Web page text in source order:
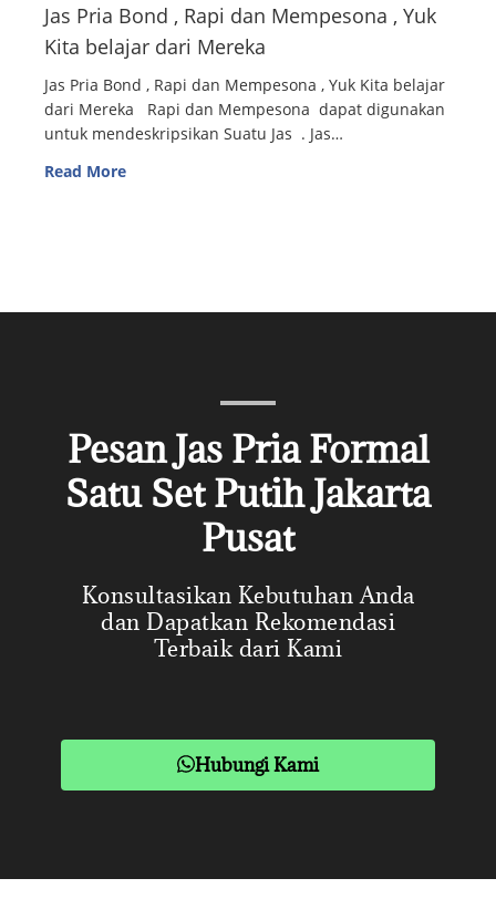
Jas Pria Bond , Rapi dan Mempesona , Yuk
Kita belajar dari Mereka
Jas Pria Bond , Rapi dan Mempesona , Yuk Kita belajar
dari Mereka Rapi dan Mempesona dapat digunakan
untuk mendeskripsikan Suatu Jas . Jas…
Read More
Pesan Jas Pria Formal
Satu Set Putih Jakarta
Pusat
Konsultasikan Kebutuhan Anda
dan Dapatkan Rekomendasi
Terbaik dari Kami
Hubungi Kami